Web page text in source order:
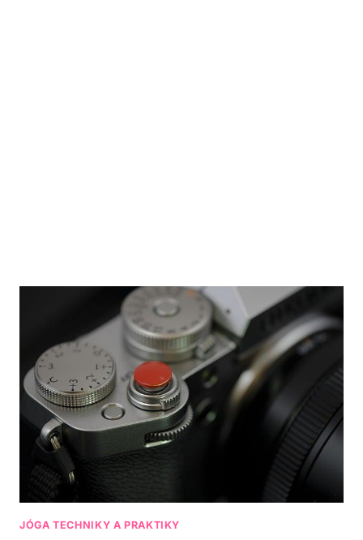
JÓGA TECHNIKY A PRAKTIKY